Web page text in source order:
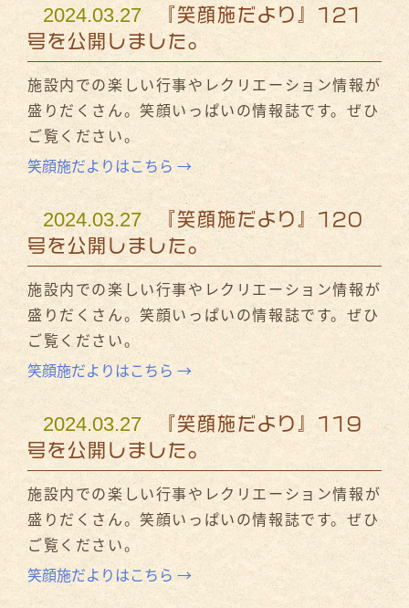
2024.03.27
『笑顔施だより』121
号を公開しました。
施設内での楽しい行事やレクリエーション情報が
盛りだくさん。笑顔いっぱいの情報誌です。ぜひ
ご覧ください。
笑顔施だよりはこちら →
2024.03.27
『笑顔施だより』120
号を公開しました。
施設内での楽しい行事やレクリエーション情報が
盛りだくさん。笑顔いっぱいの情報誌です。ぜひ
ご覧ください。
笑顔施だよりはこちら →
2024.03.27
『笑顔施だより』119
号を公開しました。
施設内での楽しい行事やレクリエーション情報が
盛りだくさん。笑顔いっぱいの情報誌です。ぜひ
ご覧ください。
笑顔施だよりはこちら →